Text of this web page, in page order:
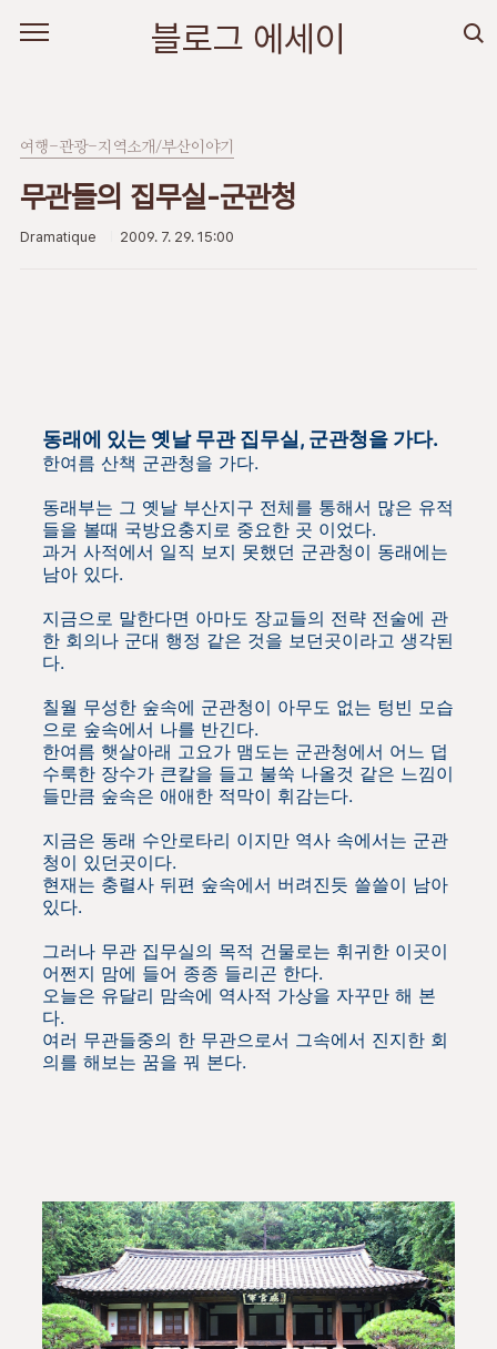
블로그 에세이
여행-관광-지역소개/부산이야기
무관들의 집무실-군관청
Dramatique 2009. 7. 29. 15:00
동래에 있는 옛날 무관 집무실, 군관청을 가다.
한여름 산책 군관청을 가다.
동래부는 그 옛날 부산지구 전체를 통해서 많은 유적
들을 볼때 국방요충지로 중요한 곳 이었다.
과거 사적에서 일직 보지 못했던 군관청이 동래에는
남아 있다.
지금으로 말한다면 아마도 장교들의 전략 전술에 관
한 회의나 군대 행정 같은 것을 보던곳이라고 생각된
다.
칠월 무성한 숲속에 군관청이 아무도 없는 텅빈 모습
으로 숲속에서 나를 반긴다.
한여름 햇살아래 고요가 맴도는 군관청에서 어느 덥
수룩한 장수가 큰칼을 들고 불쑥 나올것 같은 느낌이
들만큼 숲속은 애애한 적막이 휘감는다.
지금은 동래 수안로타리 이지만 역사 속에서는 군관
청이 있던곳이다.
현재는 충렬사 뒤편 숲속에서 버려진듯 쓸쓸이 남아
있다.
그러나 무관 집무실의 목적 건물로는 휘귀한 이곳이
어쩐지 맘에 들어 종종 들리곤 한다.
오늘은 유달리 맘속에 역사적 가상을 자꾸만 해 본
다.
여러 무관들중의 한 무관으로서 그속에서 진지한 회
의를 해보는 꿈을 꿔 본다.